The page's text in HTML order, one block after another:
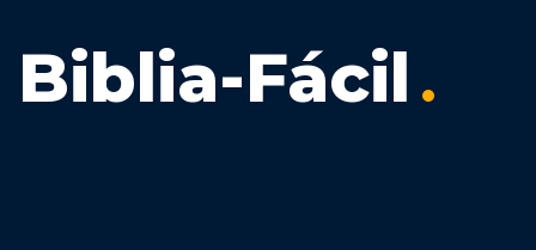
Biblia-Fácil